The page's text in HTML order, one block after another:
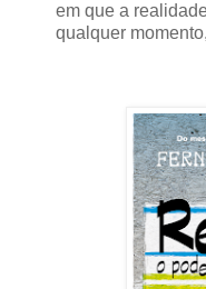
em que a
qualquer